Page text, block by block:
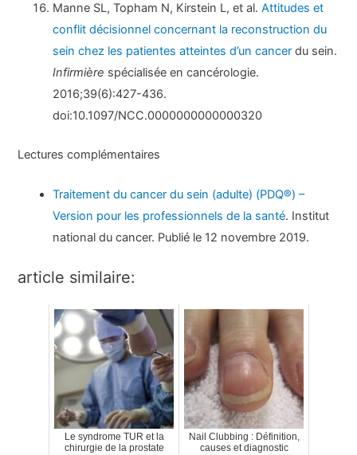
Manne SL, Topham N, Kirstein L, et al.Attitudes et
conflit décisionnel concernant la reconstruction du
sein chez les patientes atteintes d’un cancer du sein.
Infirmière spécialisée en cancérologie.
2016;39(6):427-436.
doi:10.1097/NCC.0000000000000320
Lectures complémentaires
Traitement du cancer du sein (adulte) (PDQ®) –
Version pour les professionnels de la santé. Institut
national du cancer. Publié le 12 novembre 2019.
article similaire:
Le syndrome TUR et la
chirurgie de la prostate
Nail Clubbing : Définition,
causes et diagnostic